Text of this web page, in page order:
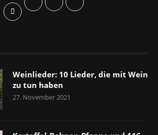
Weinlieder: 10 Lieder, die mit Wein
zu tun haben
27. November 2021